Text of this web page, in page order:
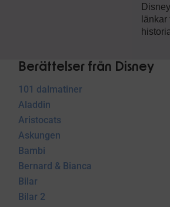
Berättelser från Disney
101 dalmatiner
Aladdin
Aristocats
Askungen
Bambi
Bernard & Bianca
Bilar
Bilar 2